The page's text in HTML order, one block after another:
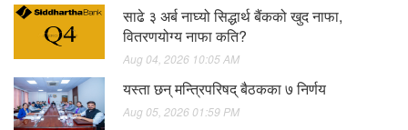
साढे ३ अर्ब नाघ्यो सिद्धार्थ बैंकको खुद नाफा,
वितरणयोग्य नाफा कति?
Aug 04, 2026 10:05 AM
यस्ता छन् मन्त्रिपरिषद् बैठकका ७ निर्णय
Aug 05, 2026 01:59 PM